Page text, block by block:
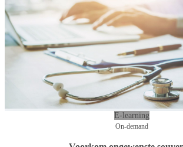
E-learning
On-demand